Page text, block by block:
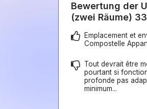
Bewertung der
(zwei Räume)
Emplacement et
Compostelle
Tout devrait être
pourtant si
profonde pas
minimum...